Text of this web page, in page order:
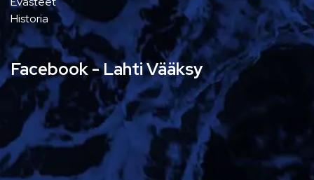
Historia
Facebook - Lahti Vääksy